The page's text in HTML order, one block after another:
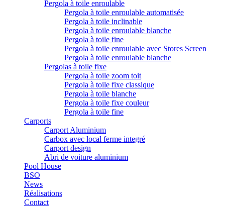
Pergola à toile enroulable
Pergola à toile enroulable automatisée
Pergola à toile inclinable
Pergola à toile enroulable blanche
Pergola à toile fine
Pergola à toile enroulable avec Stores Screen
Pergola à toile enroulable blanche
Pergolas à toile fixe
Pergola à toile zoom toit
Pergola à toile fixe classique
Pergola à toile blanche
Pergola à toile fixe couleur
Pergola à toile fine
Carports
Carport Aluminium
Carbox avec local ferme integré
Carport design
Abri de voiture aluminium
Pool House
BSO
News
Réalisations
Contact